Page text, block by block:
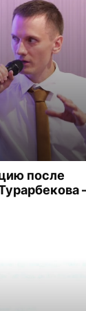
после